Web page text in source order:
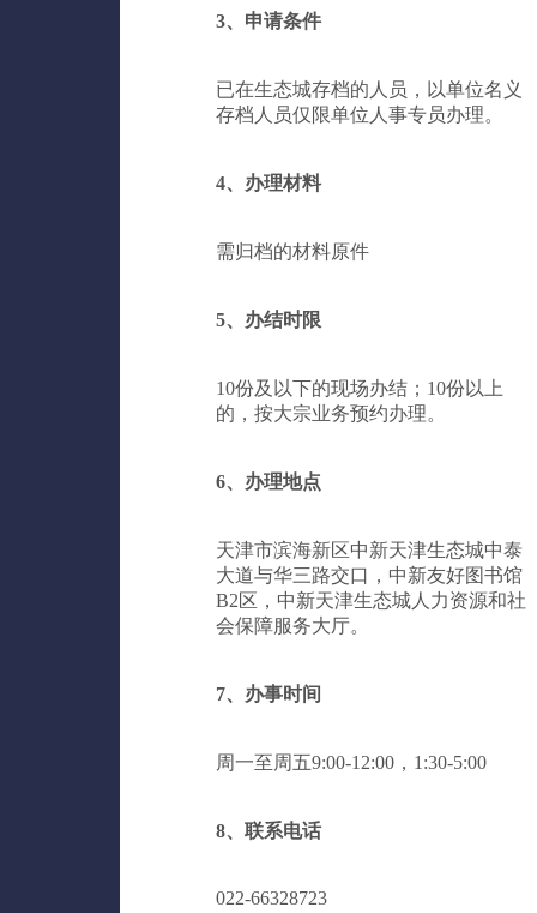
3、申请条件
已在生态城存档的人员，以单位名义
存档人员仅限单位人事专员办理。
4、办理材料
需归档的材料原件
5、办结时限
10份及以下的现场办结；10份以上
的，按大宗业务预约办理。
6、办理地点
天津市滨海新区中新天津生态城中泰
大道与华三路交口，中新友好图书馆
B2区，中新天津生态城人力资源和社
会保障服务大厅。
7、办事时间
周一至周五9:00-12:00，1:30-5:00
8、联系电话
022-66328723